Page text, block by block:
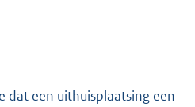
dat een uithuisplaatsing een